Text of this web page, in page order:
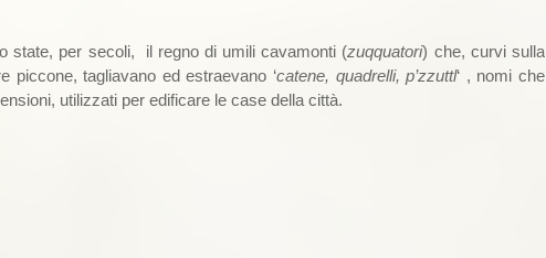
state, per secoli, il regno di umili cavamonti (zuqquatori) che, curvi sulla
piccone, tagliavano ed estraevano ‘catene, quadrelli, p’zzuttl‘ , nomi che
utilizzati per edificare le case della città.